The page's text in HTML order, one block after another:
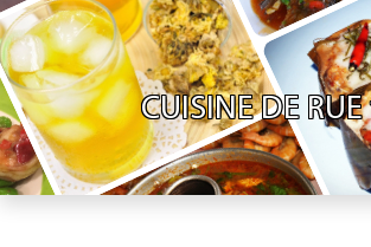
CUISINE DE RUE